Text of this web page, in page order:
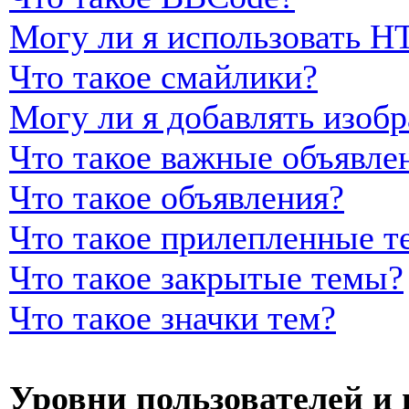
Могу ли я использовать
Что такое смайлики?
Могу ли я добавлять
Что такое важные
Что такое объявления?
Что такое прилепленные
Что такое закрытые темы?
Что такое значки тем?
Уровни пользователей